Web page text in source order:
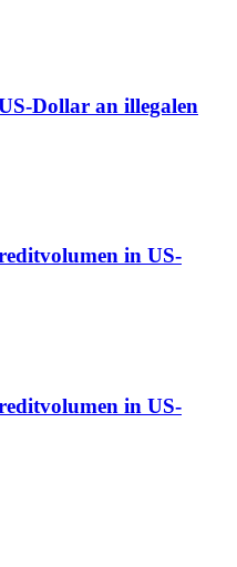
Dollar an illegalen
in US-
in US-